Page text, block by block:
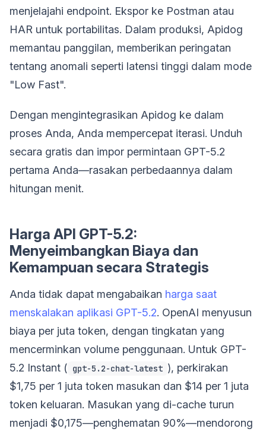
menjelajahi endpoint. Ekspor ke Postman atau
HAR untuk portabilitas. Dalam produksi, Apidog
memantau panggilan, memberikan peringatan
tentang anomali seperti latensi tinggi dalam mode
"Low Fast".
Dengan mengintegrasikan Apidog ke dalam
proses Anda, Anda mempercepat iterasi. Unduh
secara gratis dan impor permintaan GPT-5.2
pertama Anda—rasakan perbedaannya dalam
hitungan menit.
Harga API GPT-5.2:
Menyeimbangkan Biaya dan
Kemampuan secara Strategis
Anda tidak dapat mengabaikan harga saat
menskalakan aplikasi GPT-5.2. OpenAI menyusun
biaya per juta token, dengan tingkatan yang
mencerminkan volume penggunaan. Untuk GPT-
5.2 Instant ( gpt-5.2-chat-latest ), perkirakan
$1,75 per 1 juta token masukan dan $14 per 1 juta
token keluaran. Masukan yang di-cache turun
menjadi $0,175—penghematan 90%—mendorong